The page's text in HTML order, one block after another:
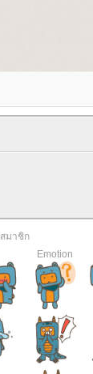
มาชิก
Emotion